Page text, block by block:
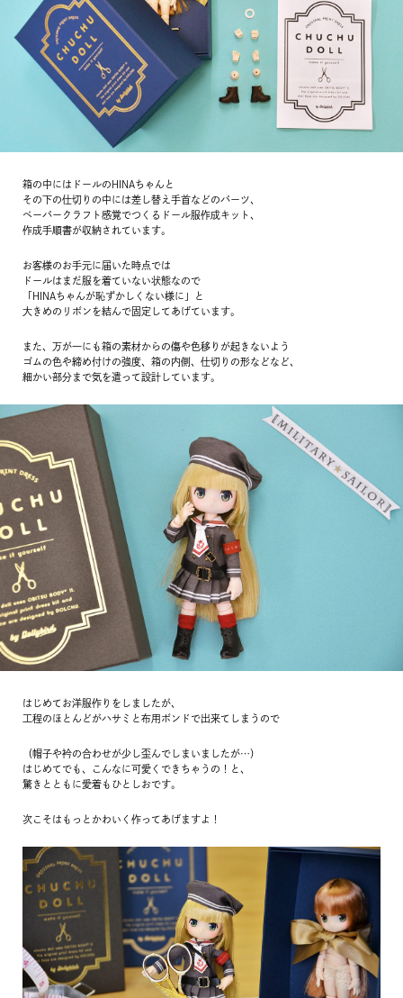
箱の中にはドールのHINAちゃんと
その下の仕切りの中には差し替え手首などのパーツ、
ペーパークラフト感覚でつくるドール服作成キット、
作成手順書が収納されています。
お客様のお手元に届いた時点では
ドールはまだ服を着ていない状態なので
「HINAちゃんが恥ずかしくない様に」と
大きめのリボンを結んで固定してあげています。
また、万が一にも箱の素材からの傷や色移りが起きないよう
ゴムの色や締め付けの強度、箱の内側、仕切りの形などなど、
細かい部分まで気を遣って設計しています。
はじめてお洋服作りをしましたが、
工程のほとんどがハサミと布用ボンドで出来てしまうので
（帽子や衿の合わせが少し歪んでしまいましたが…）
はじめてでも、こんなに可愛くできちゃうの！と、
驚きとともに愛着もひとしおです。
次こそはもっとかわいく作ってあげますよ！